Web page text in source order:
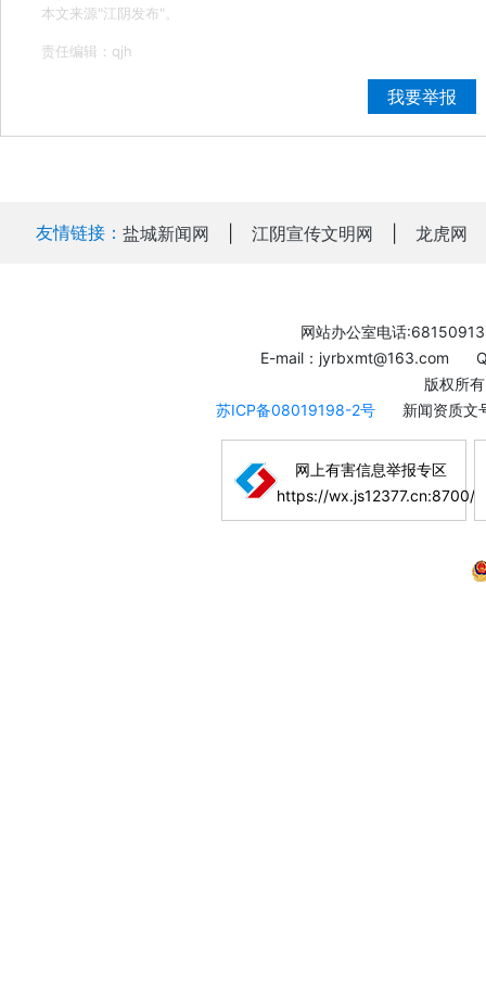
本文来源"江阴发布"。
责任编辑：qjh
我要举报
友情链接： 盐城新闻网 江阴宣传文明网 龙虎网
网站办公室电话:68150913
E-mail：jyrbxmt@163.com
版权所
苏ICP备08019198-2号
新闻资质
网上有害信息举报专区
https://wx.js12377.cn:8700/